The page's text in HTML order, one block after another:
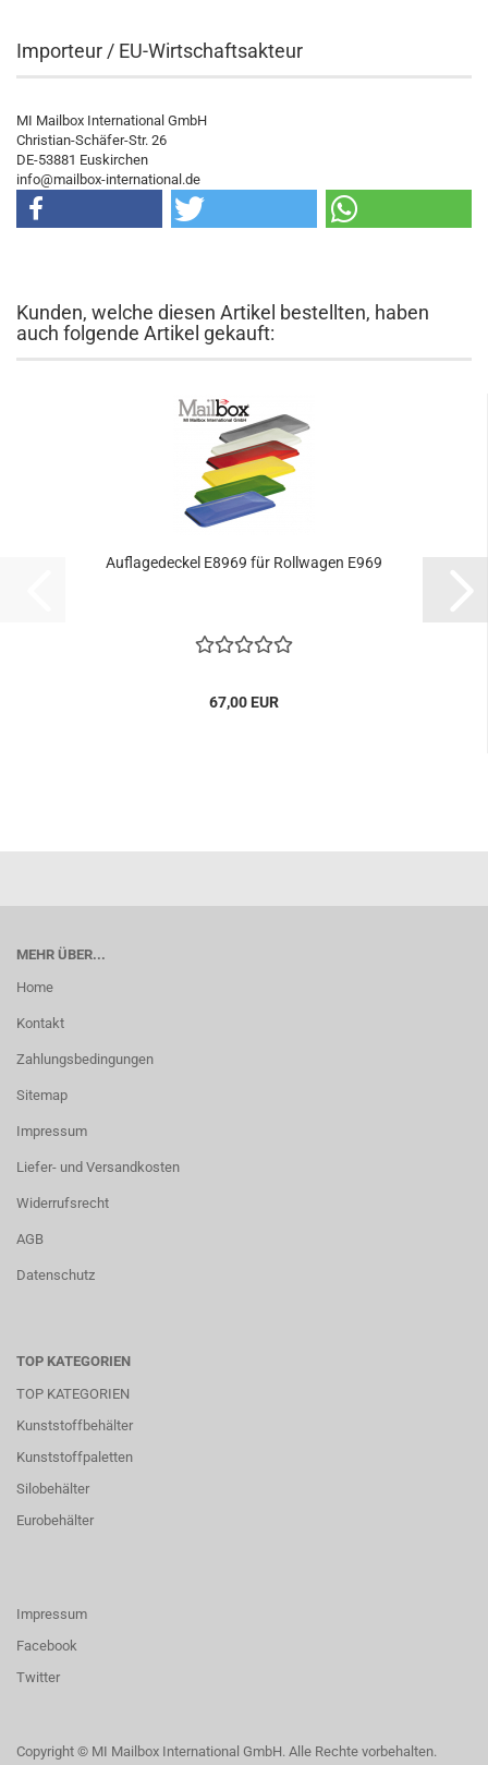
Importeur / EU-Wirtschaftsakteur
MI Mailbox International GmbH
Christian-Schäfer-Str. 26
DE-53881 Euskirchen
info@mailbox-international.de
Kunden, welche diesen Artikel bestellten, haben
auch folgende Artikel gekauft:
Auflagedeckel E8969 für Rollwagen E969
67,00 EUR
MEHR ÜBER...
Home
Kontakt
Zahlungsbedingungen
Sitemap
Impressum
Liefer- und Versandkosten
Widerrufsrecht
AGB
Datenschutz
TOP KATEGORIEN
TOP KATEGORIEN
Kunststoffbehälter
Kunststoffpaletten
Silobehälter
Eurobehälter
Impressum
Facebook
Twitter
Copyright © MI Mailbox International GmbH. Alle Rechte vorbehalten.